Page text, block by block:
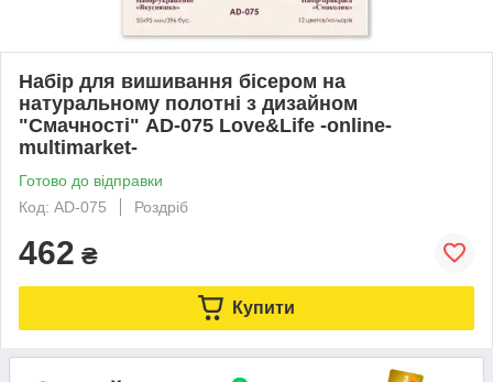
Набір для вишивання бісером на
натуральному полотні з дизайном
"Смачності" AD-075 Love&Life -online-
multimarket-
Готово до відправки
Код: AD-075
Роздріб
462 ₴
Купити